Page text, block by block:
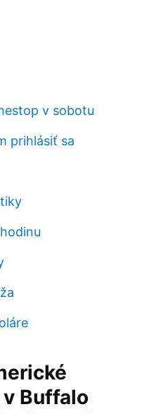
v sobotu
prihlásiť sa
Buffalo